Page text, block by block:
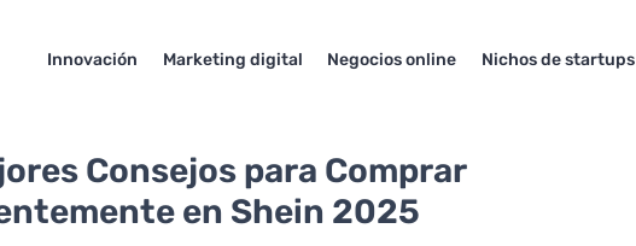
Innovación Marketing digital Negocios online Nichos de startups
Consejos para Comprar
en Shein 2025